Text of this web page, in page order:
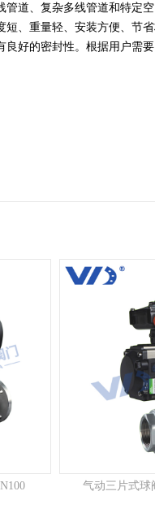
道、复杂多线管道和特定空
重量轻、安装方便、节
好的密封性。根据用户需
气动三片式球